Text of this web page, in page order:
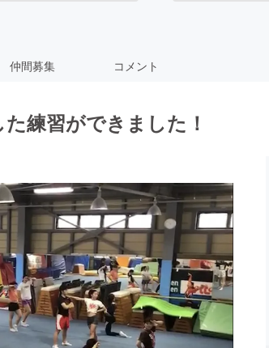
仲間募集 コメント
練習ができました！